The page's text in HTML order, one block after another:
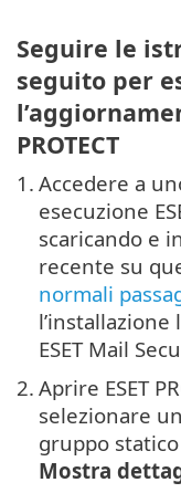
Seguire le
seguito per
PROTECT
1. Accedere a
esecuzione
scaricando e
recente su
normali
ESET Mail
2. Aprire ESET
selezionare
gruppo
Mostra